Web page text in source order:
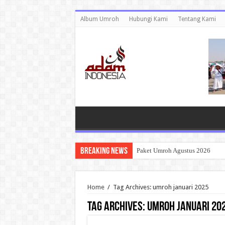
Album Umroh Hubungi Kami Tentang Kami
Breaking News Paket Umroh Agustus 2026
Home / Tag Archives: umroh januari 2025
Tag Archives: umroh januari